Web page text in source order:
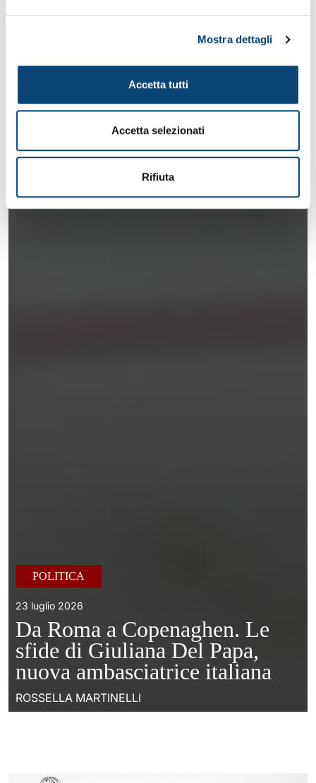
Mostra dettagli
Accetta tutti
Accetta selezionati
Rifiuta
POLITICA
23 luglio 2026
Da Roma a Copenaghen. Le
sfide di Giuliana Del Papa,
nuova ambasciatrice italiana
ROSSELLA MARTINELLI